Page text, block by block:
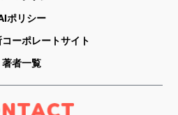
ポリシー
ーポレートサイト
著者一覧